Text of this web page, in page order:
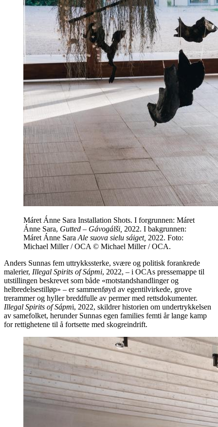
Máret Ánne Sara Installation Shots. I forgrunnen: Máret
Ánne Sara, Gutted – Gávogálši, 2022. I bakgrunnen:
Máret Ánne Sara Ale suova sielu sáiget, 2022. Foto:
Michael Miller / OCA © Michael Miller / OCA.
Anders Sunnas fem uttrykkssterke, svære og politisk forankrede
malerier, Illegal Spirits of Sápmi, 2022, – i OCAs pressemappe til
utstillingen beskrevet som både «motstandshandlinger og
helbredelsestilløp» – er sammenføyd av egentilvirkede, grove
trerammer og hyller breddfulle av permer med rettsdokumenter.
Illegal Spirits of Sápmi, 2022, skildrer historien om undertrykkelsen
av samefolket, herunder Sunnas egen families femti år lange kamp
for rettighetene til å fortsette med skogreindrift.